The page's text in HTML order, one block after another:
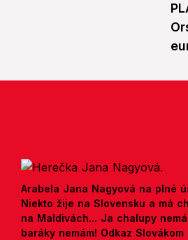
Arabela Jana Nagyová na plné
Niekto žije na Slovensku a má
na Maldivách... Ja chalupy
baráky nemám! Odkaz Slovákom